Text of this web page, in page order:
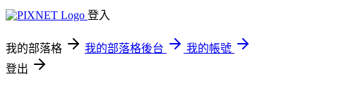
登入
我的部落格 我的部落格後台
我的帳號
登出